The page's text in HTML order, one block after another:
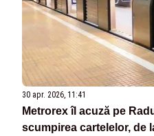
30 apr. 2026, 11:41
Metrorex îl acuză pe
scumpirea cartelelor, de